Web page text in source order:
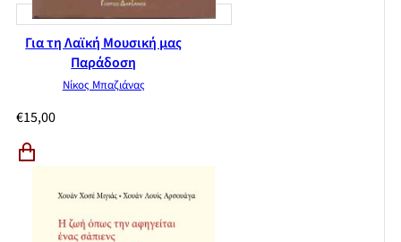
Για τη Λαϊκή Μουσική μας
Παράδοση
Νίκος Μπαζιάνας
€15,00